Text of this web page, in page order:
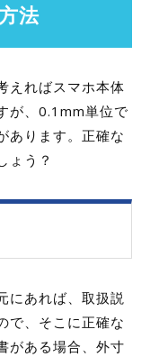
法
えればスマホ本体
が、0.1mm単位で
あります。正確な
ょう？
にあれば、取扱説
で、そこに正確な
がある場合、外寸